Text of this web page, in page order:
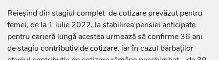
Reieşind din stagiul complet de cotizare prevăzut pentru
femei, de la 1 iulie 2022, la stabilirea pensiei anticipate
pentru carieră lungă acestea urmează să confirme 36 ani
de stagiu contributiv de cotizare, iar în cazul bărbaţilor